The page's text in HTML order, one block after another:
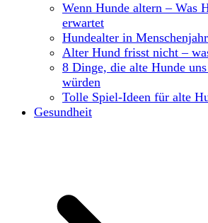
Wenn Hunde altern – Was
erwartet
Hundealter in
Alter Hund frisst nicht –
8 Dinge, die alte Hunde uns
würden
Tolle Spiel-Ideen für alte
Gesundheit